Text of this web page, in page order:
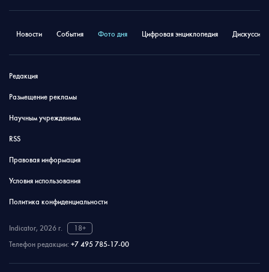
Новости События Фото дня Цифровая энциклопедия
Редакция
Размещение рекламы
Научным учреждениям
RSS
Правовая информация
Условия использования
Политика конфиденциальности
Indicator, 2026 г.
18+
Телефон редакции: +7 495 785-17-00